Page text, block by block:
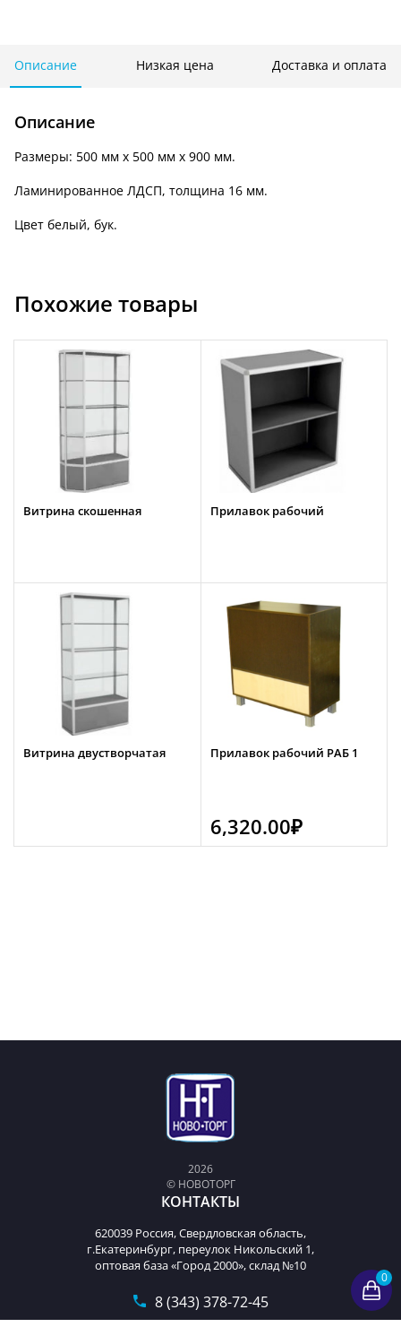
0
Описание Низкая цена Доставка и оплата
Описание
Размеры: 500 мм х 500 мм х 900 мм.
Ламинированное ЛДСП, толщина 16 мм.
Цвет белый, бук.
Похожие товары
Витрина скошенная Прилавок рабочий
Витрина двустворчатая Прилавок рабочий РАБ 1
6,320.00₽
2026
© НОВОТОРГ
КОНТАКТЫ
620039 Россия, Свердловская область,
г.Екатеринбург, переулок Никольский 1,
оптовая база «Город 2000», склад №10
8 (343) 378-72-45